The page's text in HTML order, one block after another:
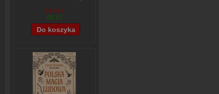
Stefanie Stahl
€11,41
€9,17